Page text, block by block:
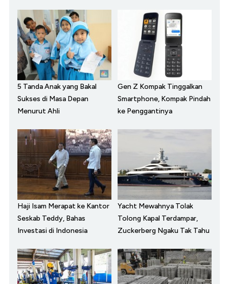
5 Tanda Anak yang Bakal
Sukses di Masa Depan
Menurut Ahli
Gen Z Kompak Tinggalkan
Smartphone, Kompak Pindah
ke Penggantinya
Haji Isam Merapat ke Kantor
Seskab Teddy, Bahas
Investasi di Indonesia
Yacht Mewahnya Tolak
Tolong Kapal Terdampar,
Zuckerberg Ngaku Tak Tahu